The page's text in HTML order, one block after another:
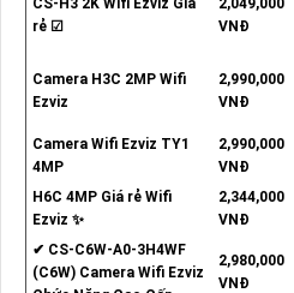
CS-H3 2K Wifi Ezviz Giá
rẻ ☑
2,049,000
VNĐ
Camera H3C 2MP Wifi
Ezviz
2,990,000
VNĐ
Camera Wifi Ezviz TY1
4MP
2,990,000
VNĐ
H6C 4MP Giá rẻ Wifi
Ezviz ✨
2,344,000
VNĐ
✔ CS-C6W-A0-3H4WF
(C6W) Camera Wifi Ezviz
2,980,000
VNĐ